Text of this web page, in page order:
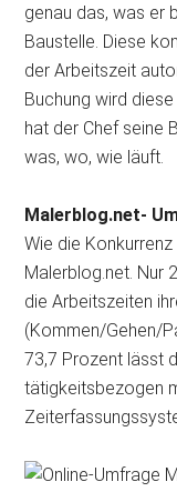
genau das, was er
Baustelle. Diese
der Arbeitszeit
Buchung wird
hat der Chef seine
was, wo, wie läuft.
Malerblog.net-
Wie die
Malerblog.net. Nur
die Arbeitszeiten
(Kommen/Gehen/
73,7 Prozent lässt
tätigkeitsbezogen